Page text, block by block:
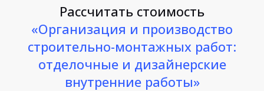
Рассчитать стоимость
«Организация и производство
строительно-монтажных работ:
отделочные и дизайнерские
внутренние работы»